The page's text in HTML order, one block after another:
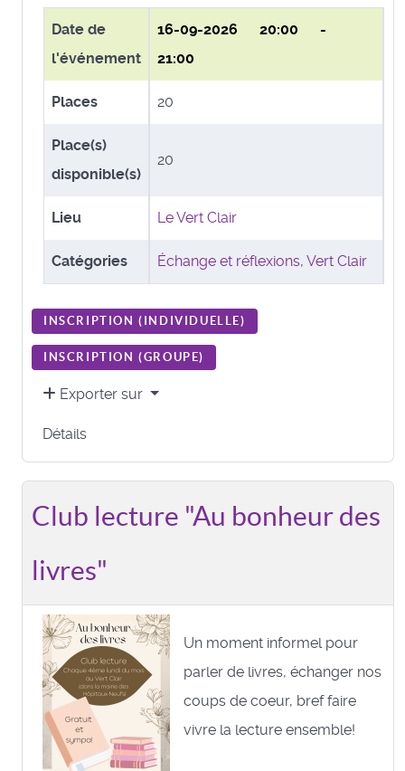
Date de
l'événement
16-09-2026 20:00 -
21:00
Places 20
Place(s)
disponible(s)
20
Lieu Le Vert Clair
Catégories Échange et réflexions, Vert Clair
INSCRIPTION ( INDIVIDUELLE)
INSCRIPTION (GROUPE)
Exporter sur
Détails
Club lecture "Au bonheur des
livres"
Un moment informel pour
parler de livres, échanger nos
coups de coeur, bref faire
vivre la lecture ensemble!